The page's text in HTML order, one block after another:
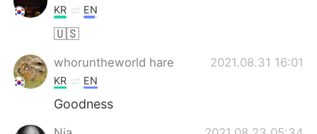
KR EN
🇺🇸
whoruntheworld hare 2021.08.31 16:01
KR EN
Goodness